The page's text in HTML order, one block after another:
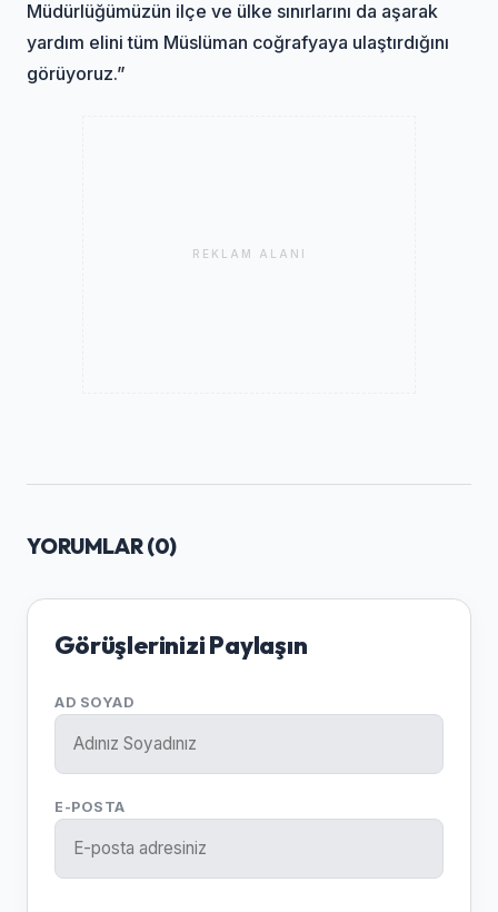
Müdürlüğümüzün ilçe ve ülke sınırlarını da aşarak
yardım elini tüm Müslüman coğrafyaya ulaştırdığını
görüyoruz.”
REKLAM ALANI
YORUMLAR (0)
Görüşlerinizi Paylaşın
AD SOYAD
E-POSTA